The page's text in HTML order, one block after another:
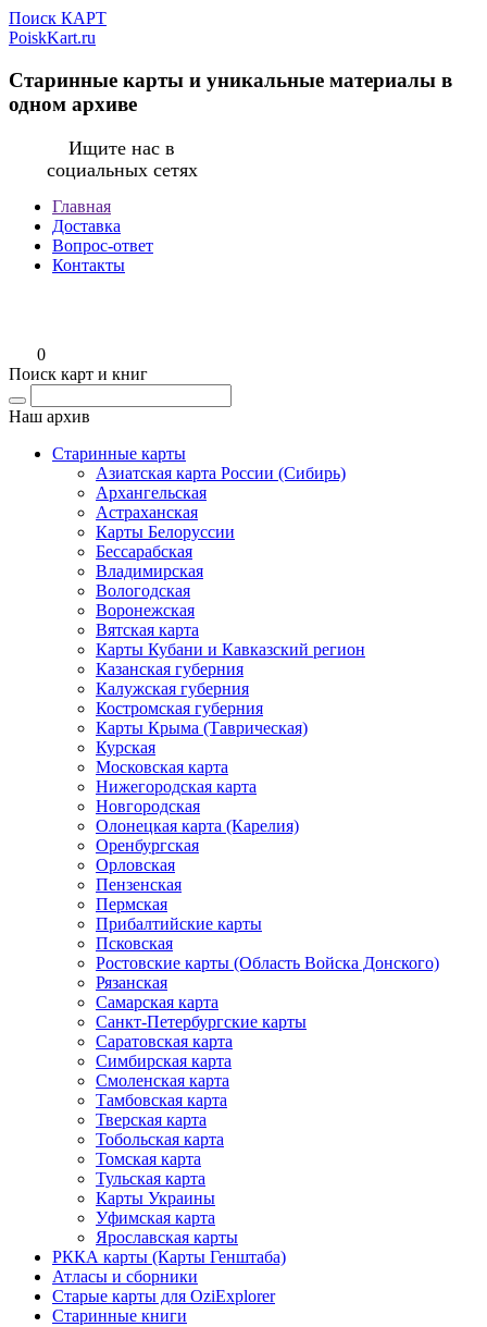
Поиск КАРТ
PoiskKart.ru
Старинные карты и уникальные материалы в
одном архиве
Ищите нас в
социальных сетях
Главная
Доставка
Вопрос-ответ
Контакты
0
Поиск карт и книг
Наш архив
Старинные карты
Азиатская карта России (Сибирь)
Архангельская
Астраханская
Карты Белоруссии
Бессарабская
Владимирская
Вологодская
Воронежская
Вятская карта
Карты Кубани и Кавказский регион
Казанская губерния
Калужская губерния
Костромская губерния
Карты Крыма (Таврическая)
Курская
Московская карта
Нижегородская карта
Новгородская
Олонецкая карта (Карелия)
Оренбургская
Орловская
Пензенская
Пермская
Прибалтийские карты
Псковская
Ростовские карты (Область Войска Донского)
Рязанская
Самарская карта
Санкт-Петербургские карты
Саратовская карта
Симбирская карта
Смоленская карта
Тамбовская карта
Тверская карта
Тобольская карта
Томская карта
Тульская карта
Карты Украины
Уфимская карта
Ярославская карты
РККА карты (Карты Генштаба)
Атласы и сборники
Старые карты для OziExplorer
Старинные книги